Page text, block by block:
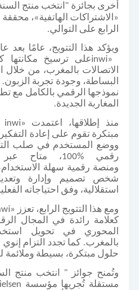
أخرى بجائزة "انتخب منتج
«الاشتراكات الهاتفية»، محققة
الرابع على التوالي.
ويؤكد هذا التتويج، عامًا بعد
inwi»على ترسيخ
الاتصالات بالمغرب، من خلال
البساطة، وجودة تجربة
نموذجها الرقمي بالكامل مع
المغاربة الجديدة.
منذ إطلاقها، اعتمدت inwi»
مبتكرة تقوم على إعادة
ووضع المستخدم في صلب
رقمي 100%، متاح عبر
ومنصة رقمية سهلة
شخص تصميم وإدارة
استقلالية، وفق احتياجاته
ومع هذا التتويج الرابع، تعزز
كعلامة رائدة في المجال
المحوري في تحويل
بالمغرب. كما تجدد التزام إنوي
حلول مبتكرة، بسيطة وملائمة
وتُمنح جوائز " انتخب منتج
مستقلة تُجريها مؤسسة